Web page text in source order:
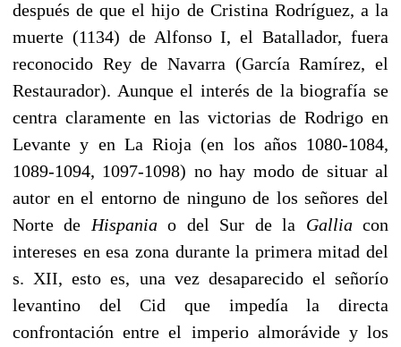
después de que el hijo de Cristina Rodríguez, a la
muerte (1134) de Alfonso I, el Batallador, fuera
reconocido Rey de Navarra (García Ramírez, el
Restaurador). Aunque el interés de la biografía se
centra claramente en las victorias de Rodrigo en
Levante y en La Rioja (en los años 1080-1084,
1089-1094, 1097-1098) no hay modo de situar al
autor en el entorno de ninguno de los señores del
Norte de Hispaniao del Sur de la Galliacon
intereses en esa zona durante la primera mitad del
s. XII, esto es, una vez desaparecido el señorío
levantino del Cid que impedía la directa
confrontación entre el imperio almorávide y los